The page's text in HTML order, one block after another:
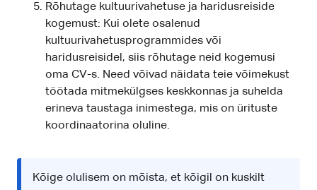
Rõhutage kultuurivahetuse ja haridusreiside
kogemust: Kui olete osalenud
kultuurivahetusprogrammides või
haridusreisidel, siis rõhutage neid kogemusi
oma CV-s. Need võivad näidata teie võimekust
töötada mitmekülgses keskkonnas ja suhelda
erineva taustaga inimestega, mis on ürituste
koordinaatorina oluline.
Kõige olulisem on mõista, et kõigil on kuskilt